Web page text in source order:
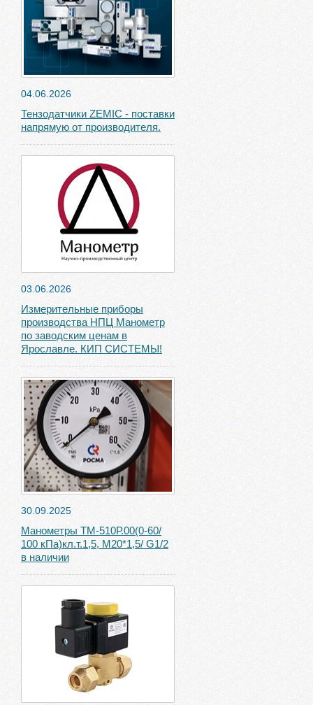
04.06.2026
Тензодатчики ZEMIC - поставки
напрямую от производителя.
03.06.2026
Измерительные приборы
производства НПЦ Манометр
по заводским ценам в
Ярославле. КИП СИСТЕМЫ!
30.09.2025
Манометры ТМ-510Р.00(0-60/
100 кПа)кл.т.1,5, М20*1,5/ G1/2
в наличии